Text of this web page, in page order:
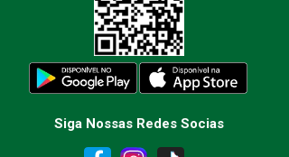
Siga Nossas Redes Socias